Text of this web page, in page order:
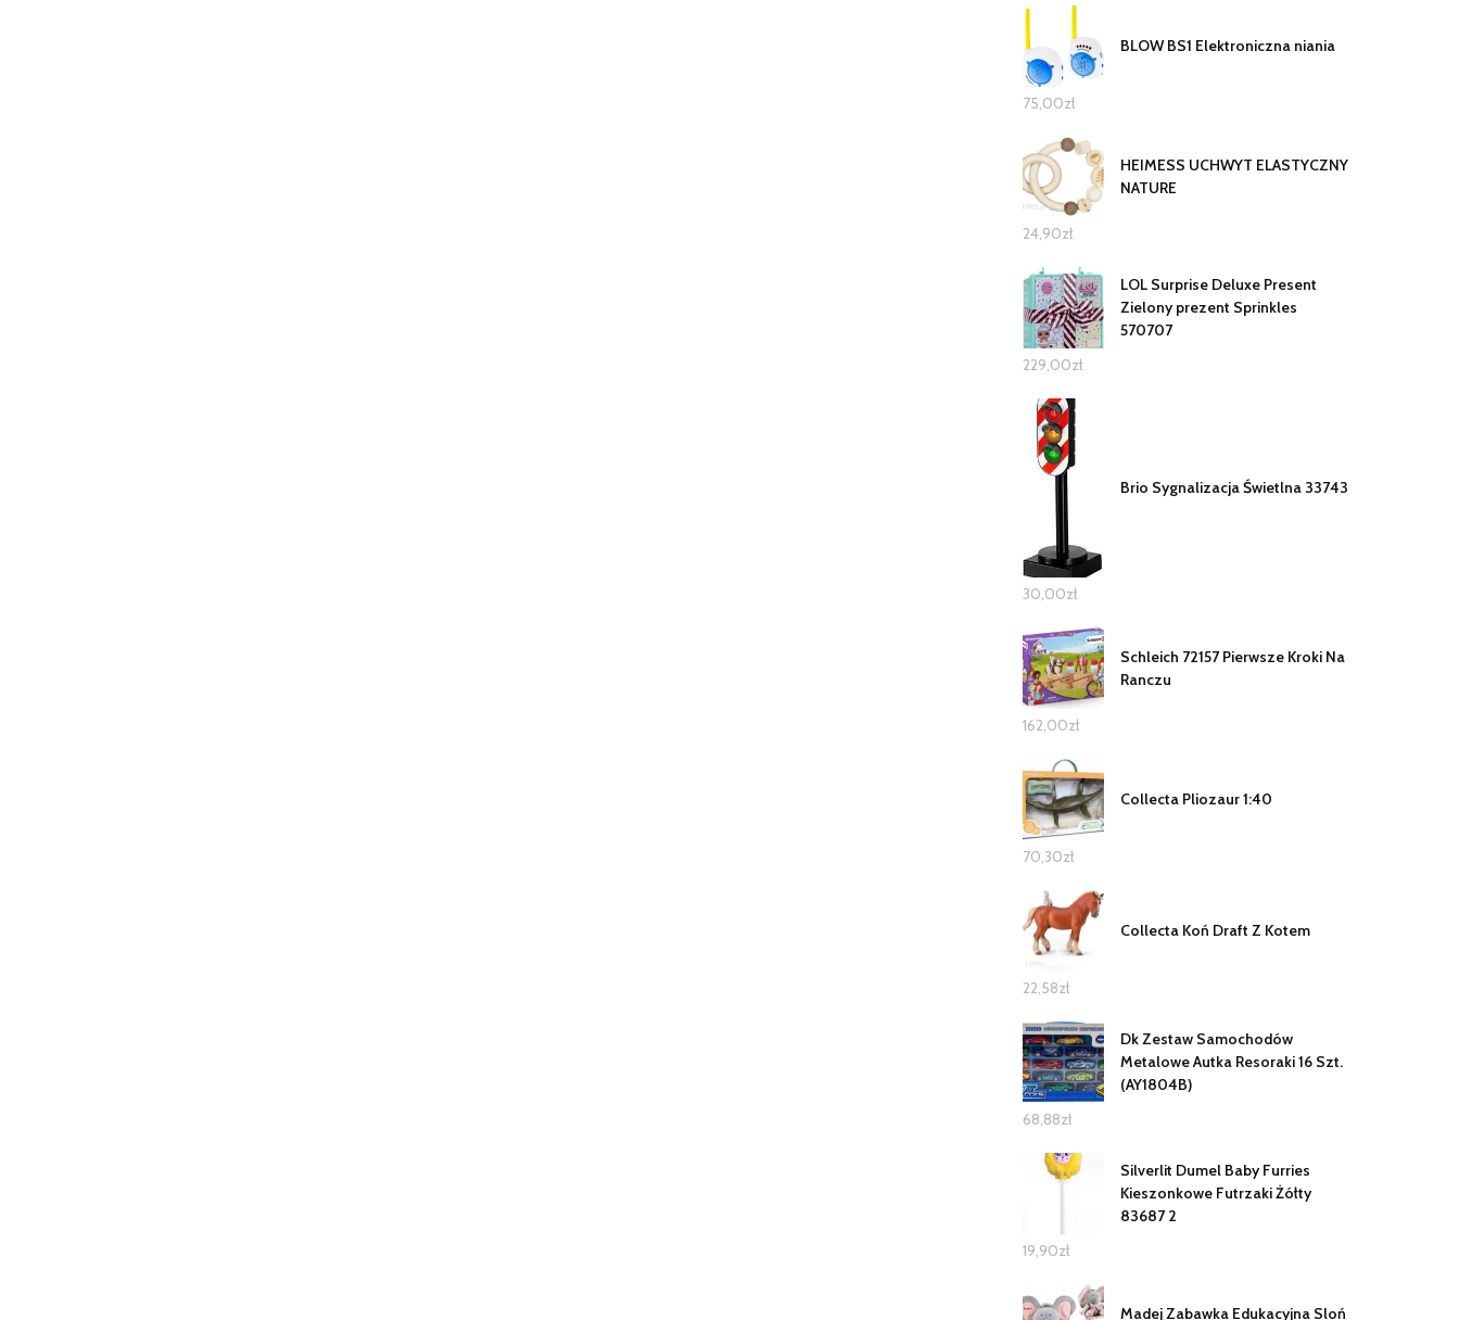
BLOW BS1 Elektroniczna niania
75,00zł
HEIMESS UCHWYT ELASTYCZNY
NATURE
24,90zł
LOL Surprise Deluxe Present
Zielony prezent Sprinkles
570707
229,00zł
Brio Sygnalizacja Świetlna 33743
30,00zł
Schleich 72157 Pierwsze Kroki Na
Ranczu
162,00zł
Collecta Pliozaur 1:40
70,30zł
Collecta Koń Draft Z Kotem
22,58zł
Dk Zestaw Samochodów
Metalowe Autka Resoraki 16 Szt.
(AY1804B)
68,88zł
Silverlit Dumel Baby Furries
Kieszonkowe Futrzaki Żółty
83687 2
19,90zł
Madej Zabawka Edukacyjna Sloń